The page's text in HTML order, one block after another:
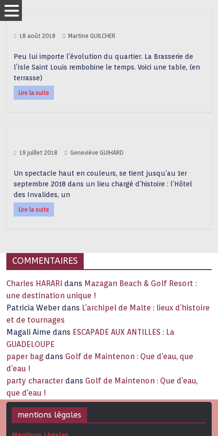
18 août 2018 Martine GUILCHER
Peu lui importe l’évolution du quartier. La Brasserie de
l’Isle Saint Louis rembobine le temps. Voici une table, (en
terrasse)
Lire la suite
19 juillet 2018 Geneviève GUIHARD
Un spectacle haut en couleurs, se tient jusqu’au 1er
septembre 2018 dans un lieu chargé d’histoire : l’Hôtel
des Invalides, un
Lire la suite
COMMENTAIRES
Charles HARARI dans Mazagan Beach & Golf Resort :
une destination unique !
Patricia Weber dans L’archipel de Malte : lieux d’histoire
et de tournages
Magali Aime dans ESCAPADE AUX ANTILLES : La
GUADELOUPE
paper bag dans Golf de Maintenon : Que d’eau, que
d’eau !
party character dans Golf de Maintenon : Que d’eau,
que d’eau !
mentions légales